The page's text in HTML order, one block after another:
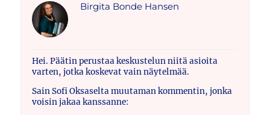
Birgita Bonde Hansen
Hei. Päätin perustaa keskustelun niitä asioita
varten, jotka koskevat vain näytelmää.
Sain Sofi Oksaselta muutaman kommentin, jonka
voisin jakaa kanssanne: